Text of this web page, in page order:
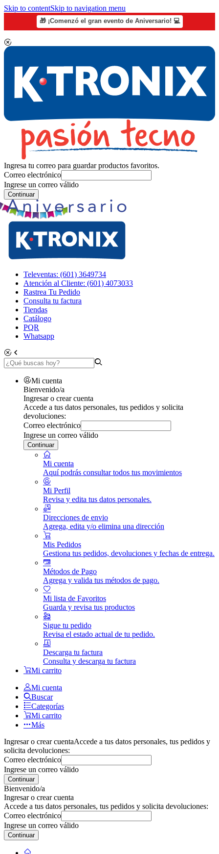
Skip to contentSkip to navigation menu
🎁 ¡Comenzó el gran evento de Aniversario! 💻
Ingresa tu correo para guardar productos favoritos.
Correo electrónico
Ingrese un correo válido
Continuar
Televentas: (601) 3649734
Atención al Cliente: (601) 4073033
Rastrea Tu Pedido
Consulta tu factura
Tiendas
Catálogo
PQR
Whatsapp
Mi cuenta
Bienvenido/a
Ingresar o crear cuenta
Accede a tus datos personales, tus pedidos y solicita
devoluciones:
Correo electrónico
Ingrese un correo válido
Continuar
Mi cuenta
Aquí podrás consultar todos tus movimientos
Mi Perfil
Revisa y edita tus datos personales.
Direcciones de envio
Agrega, edita y/o elimina una dirección
Mis Pedidos
Gestiona tus pedidos, devoluciones y fechas de entrega.
Métodos de Pago
Agrega y valida tus métodos de pago.
Mi lista de Favoritos
Guarda y revisa tus productos
Sigue tu pedido
Revisa el estado actual de tu pedido.
Descarga tu factura
Consulta y descarga tu factura
Mi carrito
Mi cuenta
Buscar
Categorías
Mi carrito
Más
Ingresar o crear cuentaAccede a tus datos personales, tus pedidos y
solicita devoluciones:
Correo electrónico
Ingrese un correo válido
Continuar
Bienvenido/a
Ingresar o crear cuenta
Accede a tus datos personales, tus pedidos y solicita devoluciones:
Correo electrónico
Ingrese un correo válido
Continuar